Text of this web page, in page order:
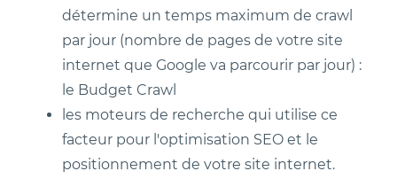
détermine un temps maximum de crawl
par jour (nombre de pages de votre site
internet que Google va parcourir par jour) :
le Budget Crawl
les moteurs de recherche qui utilise ce
facteur pour l'optimisation SEO et le
positionnement de votre site internet.